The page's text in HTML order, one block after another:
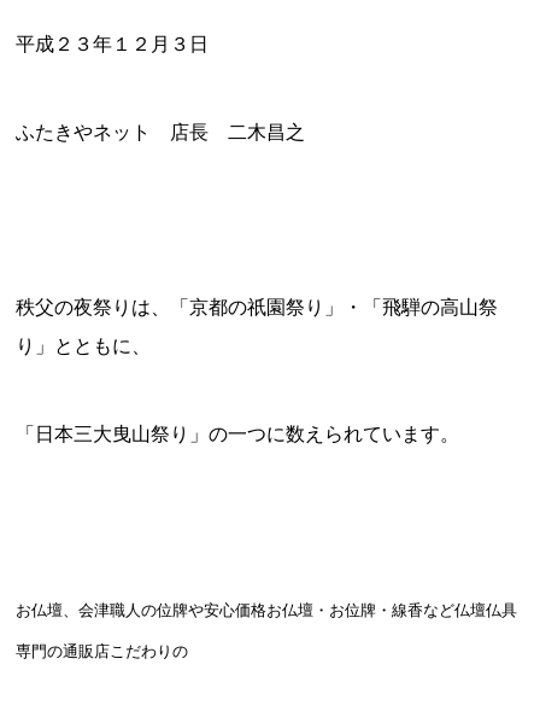
平成２３年１２月３日
ふたきやネット 店長 二木昌之
秩父の夜祭りは、「京都の祇園祭り」・「飛騨の高山祭
り」とともに、
「日本三大曳山祭り」の一つに数えられています。
お仏壇、会津職人の位牌や安心価格お仏壇・お位牌・線香など仏壇仏具
専門の通販店こだわりの